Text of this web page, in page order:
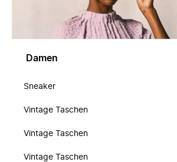
Damen
Sneaker
Vintage Taschen
Vintage Taschen
Vintage Taschen